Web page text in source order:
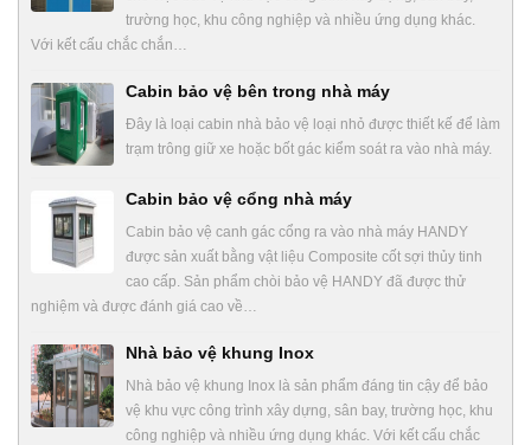
trường học, khu công nghiệp và nhiều ứng dụng khác.
Với kết cấu chắc chắn…
Cabin bảo vệ bên trong nhà máy
Đây là loại cabin nhà bảo vệ loại nhỏ được thiết kế để làm
trạm trông giữ xe hoặc bốt gác kiểm soát ra vào nhà máy.
Cabin bảo vệ cổng nhà máy
Cabin bảo vệ canh gác cổng ra vào nhà máy HANDY
được sản xuất bằng vật liệu Composite cốt sợi thủy tinh
cao cấp. Sản phẩm chòi bảo vệ HANDY đã được thử
nghiệm và được đánh giá cao về…
Nhà bảo vệ khung Inox
Nhà bảo vệ khung Inox là sản phẩm đáng tin cậy để bảo
vệ khu vực công trình xây dựng, sân bay, trường học, khu
công nghiệp và nhiều ứng dụng khác. Với kết cấu chắc